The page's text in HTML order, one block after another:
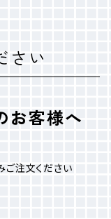
さい
お客様へ
ご注文ください